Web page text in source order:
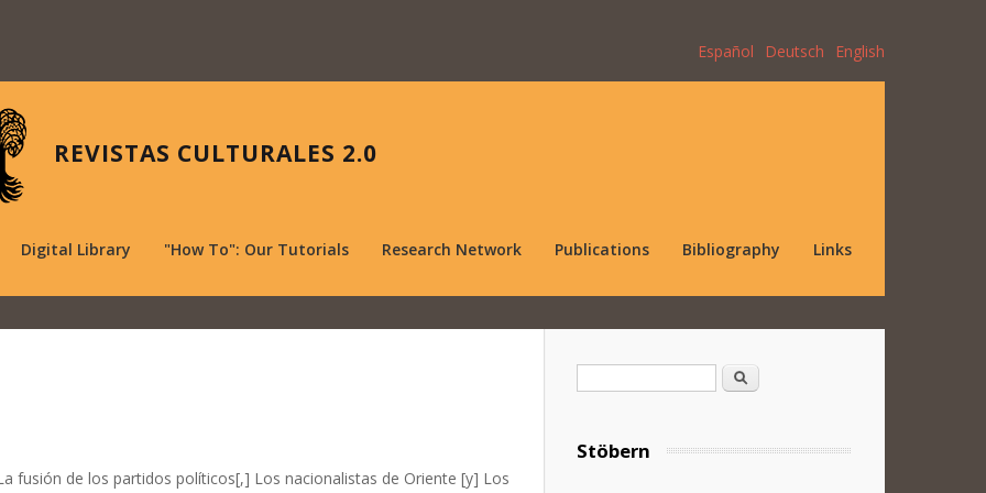
Español Deutsch English
REVISTAS CULTURALES 2.0
Digital Library "How To": Our Tutorials Research Network Publications Bibliography Links
fusión de los partidos políticos[,] Los nacionalistas de Oriente [y] Los
Search
Stöbern